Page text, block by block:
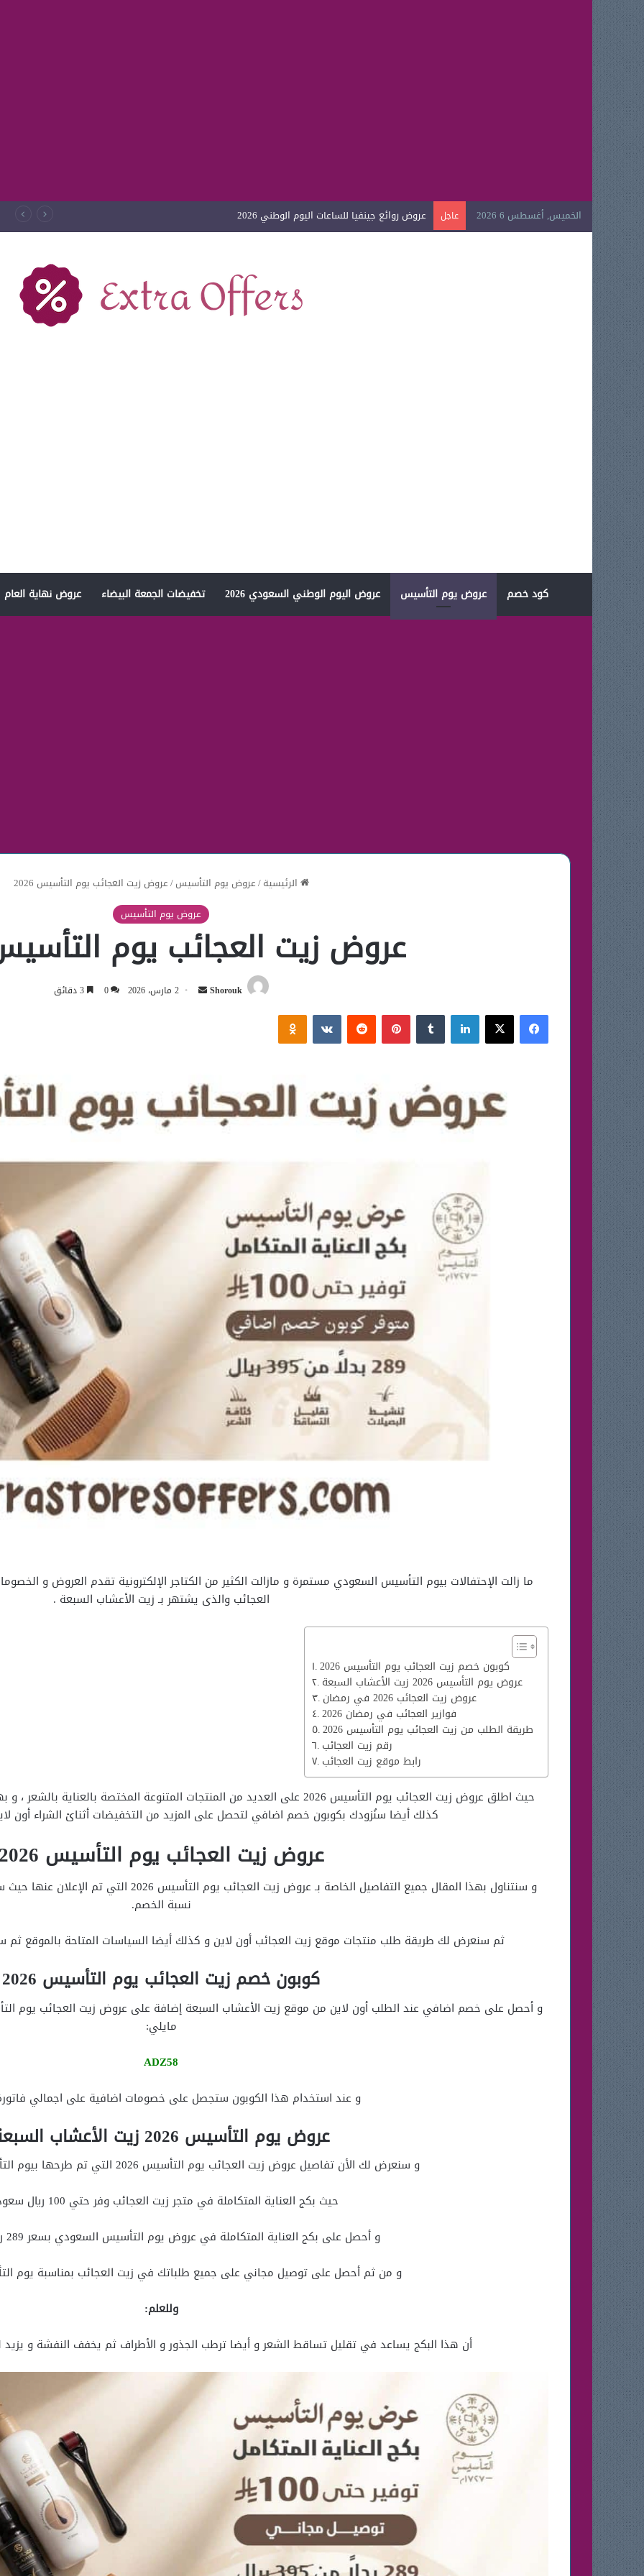
الخميس, أغسطس 6 2026 عاجل عروض روائع جينفيا للساعات اليوم الوطني 2026
كود خصم عروض يوم التأسيس عروض اليوم الوطني السعودي 2026 تخفيضات الجمعة البيضاء عروض نهاية العام
الرئيسية/عروض يوم التأسيس/عروض زيت العجائب يوم التأسيس 2026
عروض يوم التأسيس
عروض زيت العجائب يوم التأسيس
Shorouk
أرسل 2 مارس، 2026 0 3 دقائق
فيسبوك‫X لينكدإن بينتيريست Odnoklassniki
ما زالت الإحتفالات بيوم التأسيس السعودي مستمرة و مازالت الكثير من الكتاجر الإلكترونية تقدم العروض و
العجائب والذى يشتهر بـ زيت الأعشاب السبعة .
كوبون خصم زيت العجائب يوم التأسيس 2026
عروض يوم التأسيس 2026 زيت الأعشاب السبعة
عروض زيت العجائب 2026 في رمضان
فوازير العجائب في رمضان 2026
طريقة الطلب من زيت العجائب يوم التأسيس 2026
رقم زيت العجائب
رابط موقع زيت العجائب
حيث اطلق عروض زيت العجائب يوم التأسيس 2026 على العديد من المنتجات المتنوعة
كذلك أيضا سنُزودك بكوبون خصم اضافي لتحصل على المزيد من التخفيضات أثنائ الشراء أون
عروض زيت العجائب يوم التأسيس 2026
و سنتناول بهذا المقال جميع التفاصيل الخاصة بـ عروض
نسبة الخصم.
ثم سنعرض لك طريقة طلب منتجات موقع زيت العجائب أون لاين و كذلك أيضا السياسات المتاحة بالموقع ثم
كوبون خصم زيت العجائب يوم التأسيس 2026
مايلي:
ADZ58
و عند استخدام هذا الكوبون ستجصل على خصومات اضافية على اجمالي
عروض يوم التأسيس 2026 زيت الأعشاب السبعة
و سنعرض لك الأن تفاصيل عروض زيت العجائب يوم التأسيس 2026 التي تم طرحها بيوم التأسيس و هي ما يلي:
حيث بكج العناية المتكاملة في متجر زيت العجائب وفر حتي 100 ريال سعودي.
و أحصل على بكج العناية المتكاملة في عروض يوم التأسيس السعودي بسعر 289 ريال سعودي.
و من ثم أحصل على توصيل مجاني على جميع طلباتك في زيت العجائب بمناسبة يوم
وللعلم:
أن هذا البكج يساعد في تقليل تساقط الشعر و أيضا ترطب الجذور و الأطراف ثم يخفف النفشة و يزيد